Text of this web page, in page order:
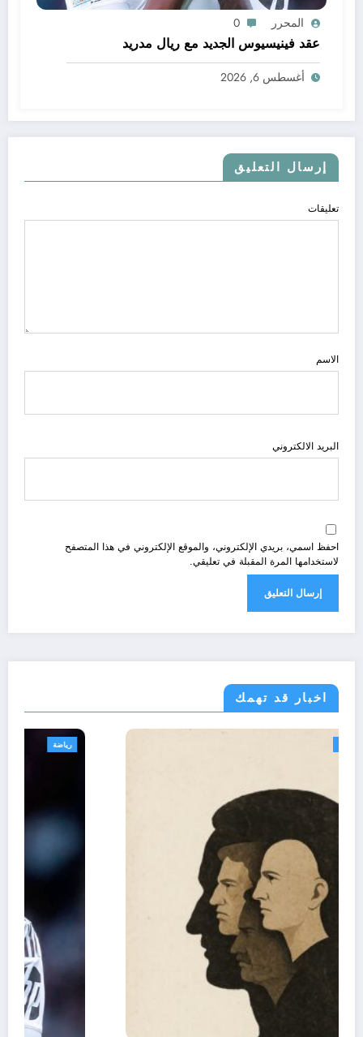
المحرر 0
عقد فينيسيوس الجديد مع ريال مدريد
أغسطس 6, 2026
إرسال التعليق
تعليقات
الاسم
البريد الالكتروني
احفظ اسمي، بريدي الإلكتروني، والموقع الإلكتروني في هذا المتصفح
لاستخدامها المرة المقبلة في تعليقي.
اخبار قد تهمك